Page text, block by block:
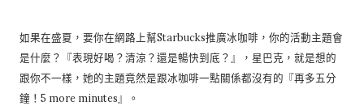
如果在盛夏，要你在網路上幫Starbucks推廣冰咖啡，你的活動主題會
是什麼？『表現好喝？清涼？還是暢快到底？』，星巴克，就是想的
跟你不一樣，她的主題竟然是跟冰咖啡一點關係都沒有的『再多五分
鐘！5 more minutes』。